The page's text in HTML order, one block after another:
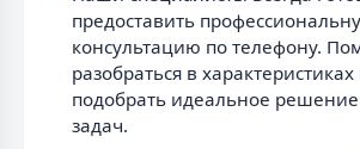
предоставить
консультацию по телефону.
разобраться в характеристиках
подобрать идеальное
задач.